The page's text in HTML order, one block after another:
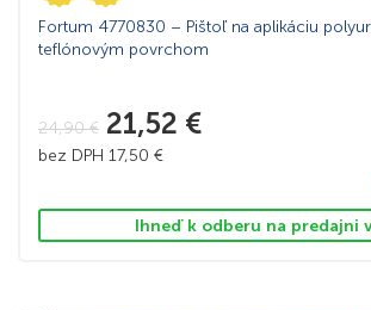
Fortum 4770830 – Pištoľ na aplikáciu
teflónovým povrchom
24,90€ 21,52 €
bez DPH 17,50 €
Ihneď k odberu na predajni